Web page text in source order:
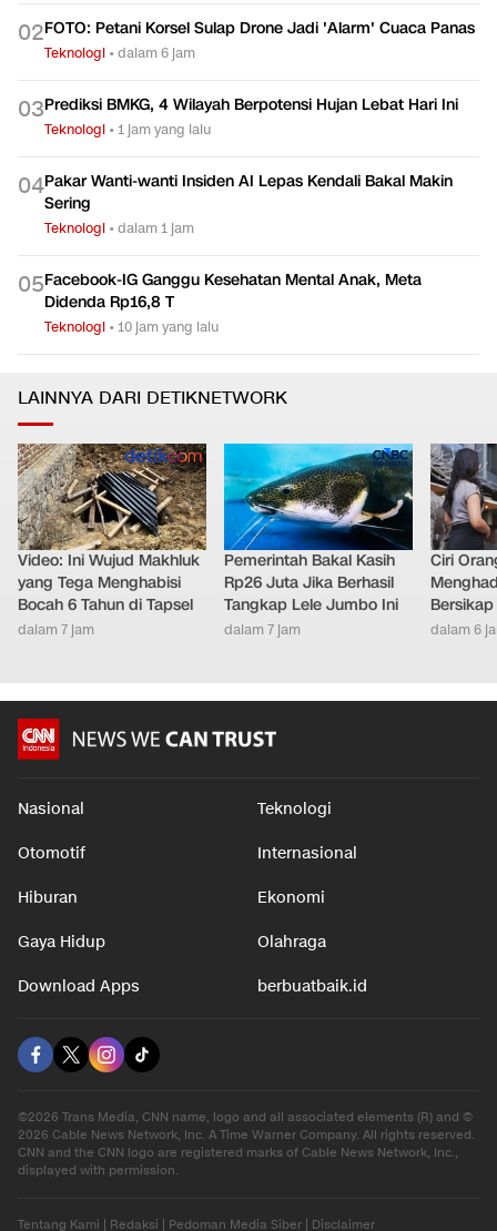
02FOTO: Petani Korsel Sulap Drone Jadi 'Alarm' Cuaca Panas
Teknologi •dalam 6 jam
03Prediksi BMKG, 4 Wilayah Berpotensi Hujan Lebat Hari Ini
Teknologi •1 jam yang lalu
04Pakar Wanti-wanti Insiden AI Lepas Kendali Bakal Makin
Sering
Teknologi •dalam 1 jam
05Facebook-IG Ganggu Kesehatan Mental Anak, Meta
Didenda Rp16,8 T
Teknologi •10 jam yang lalu
LAINNYA DARI DETIKNETWORK
Video: Ini Wujud Makhluk
yang Tega Menghabisi
Bocah 6 Tahun di Tapsel
dalam 7 jam
Pemerintah Bakal Kasih
Rp26 Juta Jika Berhasil
Tangkap Lele Jumbo Ini
dalam 7 jam
Ciri
dalam 6
Nasional Teknologi
Otomotif Internasional
Hiburan Ekonomi
Gaya Hidup Olahraga
Download Apps berbuatbaik.id
©2026 Trans Media, CNN name, logo and all associated elements (R) and ©
2026 Cable News Network, Inc. A Time Warner Company. All rights reserved.
CNN and the CNN logo are registered marks of Cable News Network, Inc.,
displayed with permission.
Tentang Kami | Redaksi | Pedoman Media Siber | Disclaimer